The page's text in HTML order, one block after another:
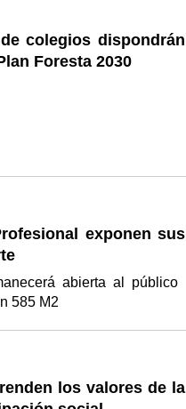
colegios dispondrán
Foresta 2030
exponen sus
abierta al público
585 M2
los valores de la